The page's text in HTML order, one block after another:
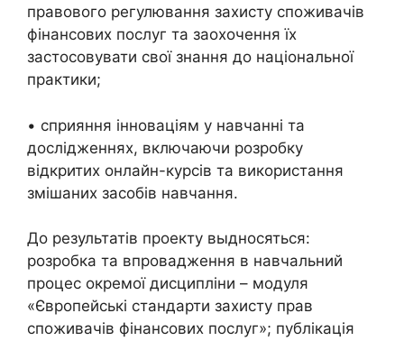
правового регулювання захисту споживачів
фінансових послуг та заохочення їх
застосовувати свої знання до національної
практики;
• сприяння інноваціям у навчанні та
дослідженнях, включаючи розробку
відкритих онлайн-курсів та використання
змішаних засобів навчання.
До результатів проекту выдносяться:
розробка та впровадження в навчальний
процес окремої дисципліни – модуля
«Європейські стандарти захисту прав
споживачів фінансових послуг»; публікація